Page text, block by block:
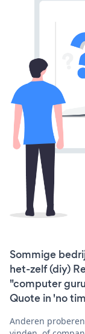
Sommige
het-zelf (diy)
"computer
Quote in 'no
Anderen